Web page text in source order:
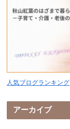
人気ブログランキング
アーカイブ